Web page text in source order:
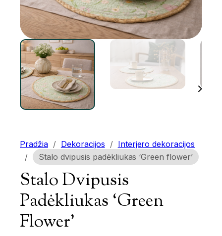
Pradžia / Dekoracijos / Interjero dekoracijos
/
Stalo dvipusis padėkliukas ‘Green flower’
Stalo Dvipusis
Padėkliukas ‘Green
Flower’